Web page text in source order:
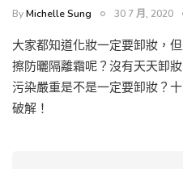
ByMichelle Sung 30 7 月, 2020
大家都知道化妝一定要卸妝，
擦防曬隔離霜呢？沒有天天卸
污染嚴重是不是一定要卸妝？
破解！